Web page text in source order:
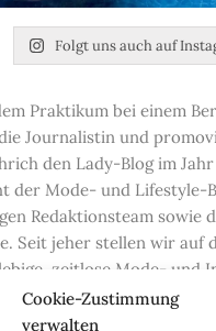
Cookie-Zustimmung
verwalten
Folgt uns auch auf
Praktikum bei einem
Journalistin und
den Lady-Blog im
der Mode- und Lifestyle-
Redaktionsteam sowie
Seit jeher stellen wir auf
zeitlose Mode- und
hochwertig verarbeitet
hergestellt wurden –